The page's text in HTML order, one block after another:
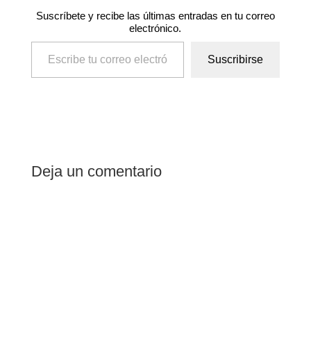
Suscríbete y recibe las últimas entradas en tu correo
electrónico.
Escribe tu correo electrónico…
Suscribirse
Deja un comentario